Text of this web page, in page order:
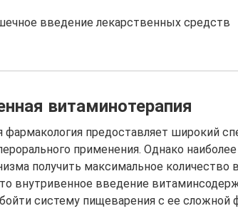
введение лекарственных средств
витаминотерапия
фармакология предоставляет широкий
применения. Однако
получить максимальное количество
внутривенное введение
систему пищеварения с ее